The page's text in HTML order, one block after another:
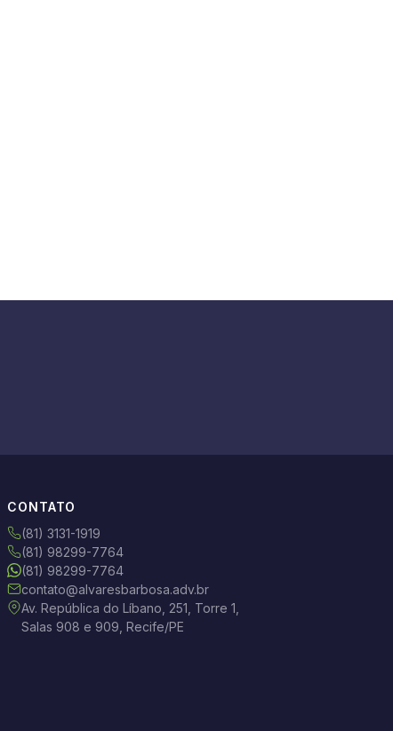
CONTATO
(81) 3131-1919
(81) 98299-7764
(81) 98299-7764
contato@alvaresbarbosa.adv.br
Av. República do Líbano, 251, Torre 1,
Salas 908 e 909, Recife/PE